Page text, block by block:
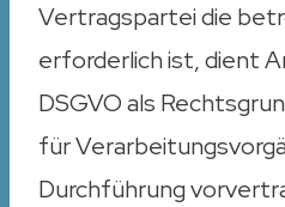
Vertragspartei die
erforderlich ist, dient
DSGVO als
für
Durchführung